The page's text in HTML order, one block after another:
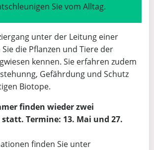
Sie vom Alltag.
unter der Leitung einer
die Pflanzen und Tiere der
kennen. Sie erfahren zudem
Gefährdung und Schutz
Biotope.
finden wieder zwei
Termine: 13. Mai und 27.
finden Sie unter